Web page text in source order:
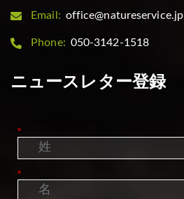
Email: office@natureservice.jp
Phone: 050-3142-1518
ニュースレター登録
*
*